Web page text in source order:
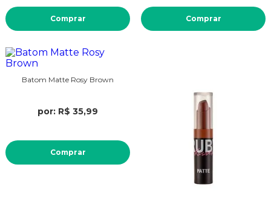
Comprar Comprar
Batom Matte Rosy Brown
por: R$ 35,99
Comprar